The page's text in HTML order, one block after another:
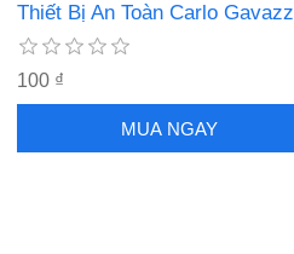
Thiết Bị An Toàn Carlo
100 ₫
MUA NGAY